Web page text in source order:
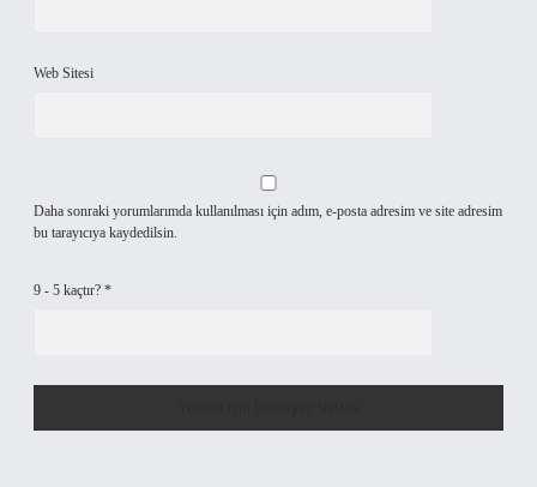
Web Sitesi
Daha sonraki yorumlarımda kullanılması için adım, e-posta adresim ve site adresim
bu tarayıcıya kaydedilsin.
9 - 5 kaçtır? *